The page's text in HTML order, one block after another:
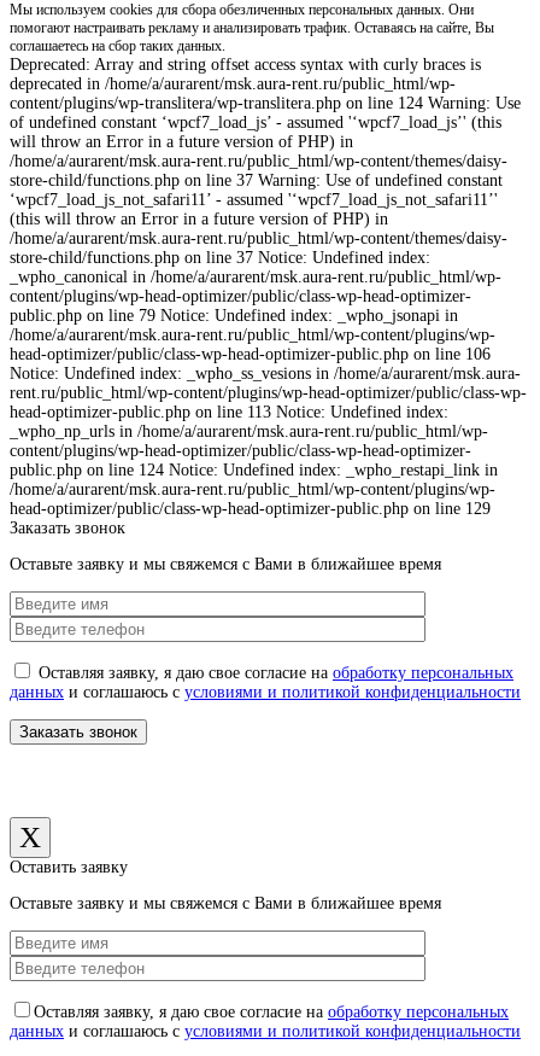
Мы используем cookies для сбора обезличенных персональных данных. Они
помогают настраивать рекламу и анализировать трафик. Оставаясь на сайте, Вы
соглашаетесь на сбор таких данных.
Deprecated: Array and string offset access syntax with curly braces is
deprecated in /home/a/aurarent/msk.aura-rent.ru/public_html/wp-
content/plugins/wp-translitera/wp-translitera.php on line 124 Warning: Use
of undefined constant ‘wpcf7_load_js’ - assumed '‘wpcf7_load_js’' (this
will throw an Error in a future version of PHP) in
/home/a/aurarent/msk.aura-rent.ru/public_html/wp-content/themes/daisy-
store-child/functions.php on line 37 Warning: Use of undefined constant
‘wpcf7_load_js_not_safari11’ - assumed '‘wpcf7_load_js_not_safari11’'
(this will throw an Error in a future version of PHP) in
/home/a/aurarent/msk.aura-rent.ru/public_html/wp-content/themes/daisy-
store-child/functions.php on line 37 Notice: Undefined index:
_wpho_canonical in /home/a/aurarent/msk.aura-rent.ru/public_html/wp-
content/plugins/wp-head-optimizer/public/class-wp-head-optimizer-
public.php on line 79 Notice: Undefined index: _wpho_jsonapi in
/home/a/aurarent/msk.aura-rent.ru/public_html/wp-content/plugins/wp-
head-optimizer/public/class-wp-head-optimizer-public.php on line 106
Notice: Undefined index: _wpho_ss_vesions in /home/a/aurarent/msk.aura-
rent.ru/public_html/wp-content/plugins/wp-head-optimizer/public/class-wp-
head-optimizer-public.php on line 113 Notice: Undefined index:
_wpho_np_urls in /home/a/aurarent/msk.aura-rent.ru/public_html/wp-
content/plugins/wp-head-optimizer/public/class-wp-head-optimizer-
public.php on line 124 Notice: Undefined index: _wpho_restapi_link in
/home/a/aurarent/msk.aura-rent.ru/public_html/wp-content/plugins/wp-
head-optimizer/public/class-wp-head-optimizer-public.php on line 129
Заказать звонок
Оставьте заявку и мы свяжемся с Вами в ближайшее время
Оставляя заявку, я даю свое согласие на обработку персональных
данных и соглашаюсь с условиями и политикой конфиденциальности
X
Оставить заявку
Оставьте заявку и мы свяжемся с Вами в ближайшее время
Оставляя заявку, я даю свое согласие на обработку персональных
данных и соглашаюсь с условиями и политикой конфиденциальности